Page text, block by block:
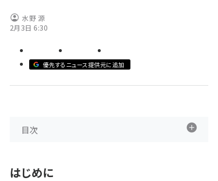
ai crunch (1374)
水野 源
2月3日 6:30
優先するニュース提供元に追加
目次
はじめに